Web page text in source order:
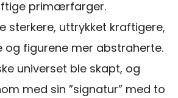
primærfarger.
sterkere, uttrykket kraftigere,
figurene mer abstraherte.
universet ble skapt, og
med sin ”signatur” med to